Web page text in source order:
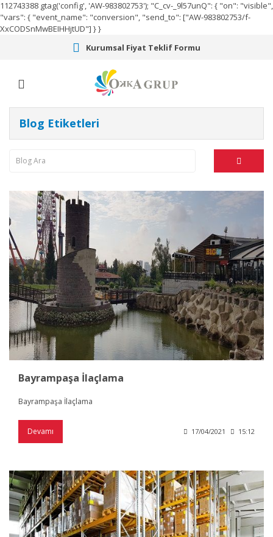
112743388 gtag('config', 'AW-983802753'); "C_cv-_9l57unQ": { "on": "visible",
"vars": { "event_name": "conversion", "send_to": ["AW-983802753/f-
XxCODSnMwBEIHHjtUD"] } }
Kurumsal Fiyat Teklif Formu
Blog Etiketleri
Bayrampaşa İlaçlama
Bayrampaşa İlaçlama
Devamı 17/04/2021 15:12